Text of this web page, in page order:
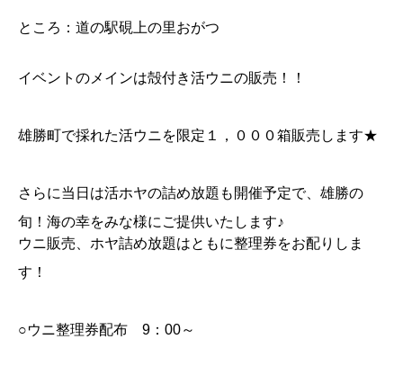
ところ：道の駅硯上の里おがつ
イベントのメインは殻付き活ウニの販売！！
雄勝町で採れた活ウニを限定１，０００箱販売します★
さらに当日は活ホヤの詰め放題も開催予定で、雄勝の
旬！海の幸をみな様にご提供いたします♪
ウニ販売、ホヤ詰め放題はともに整理券をお配りしま
す！
○ウニ整理券配布 9：00～